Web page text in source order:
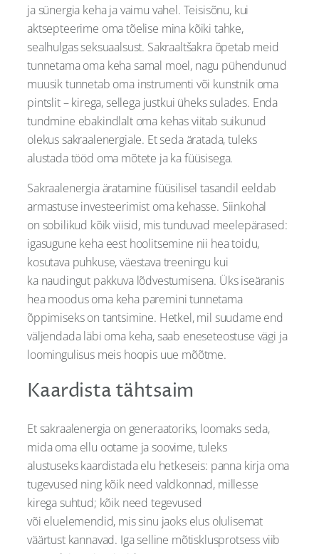
ja sünergia keha ja vaimu vahel. Teisisõnu, kui
aktsepteerime oma tõelise mina kõiki tahke,
sealhulgas seksuaalsust. Sakraaltšakra õpetab meid
tunnetama oma keha samal moel, nagu pühendunud
muusik tunnetab oma instrumenti või kunstnik oma
pintslit – kirega, sellega justkui üheks sulades. Enda
tundmine ebakindlalt oma kehas viitab suikunud
olekus sakraalenergiale. Et seda äratada, tuleks
alustada tööd oma mõtete ja ka füüsisega.
Sakraalenergia äratamine füüsilisel tasandil eeldab
armastuse investeerimist oma kehasse. Siinkohal
on sobilikud kõik viisid, mis tunduvad meelepärased:
igasugune keha eest hoolitsemine nii hea toidu,
kosutava puhkuse, väestava treeningu kui
ka naudingut pakkuva lõdvestumisena. Üks iseäranis
hea moodus oma keha paremini tunnetama
õppimiseks on tantsimine. Hetkel, mil suudame end
väljendada läbi oma keha, saab eneseteostuse vägi ja
loomingulisus meis hoopis uue mõõtme.
Kaardista tähtsaim
Et sakraalenergia on generaatoriks, loomaks seda,
mida oma ellu ootame ja soovime, tuleks
alustuseks kaardistada elu hetkeseis: panna kirja oma
tugevused ning kõik need valdkonnad, millesse
kirega suhtud; kõik need tegevused
või eluelemendid, mis sinu jaoks elus olulisemat
väärtust kannavad. Iga selline mõtisklusprotsess viib